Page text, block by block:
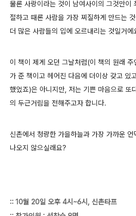
물론 사랑이라는 것이 남여사이의 그것만이
절하고 때론 사람을 가장 찌질하게 만드는
더 많은 사람들의 입에 오르내리는 것일거에
이 책이 제게 오던 그날처럼(이 책의 원래
가 준 책이고 헤어진 다음에 더이상 갖고 있
했었죠)은 아니지만, 저는 기쁜 마음으로 또
의 두근거림을 전해주고자 합니다.
신촌에서 청량한 가을하늘과 가장 가까운
나오지 않으실래요?
:: 10월 20일 오후 4시~6시, 신촌타프